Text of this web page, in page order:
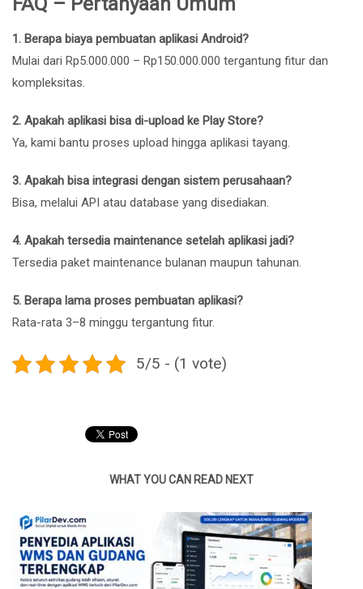
1. Berapa biaya pembuatan aplikasi Android?
Mulai dari Rp5.000.000 – Rp150.000.000 tergantung fitur dan
kompleksitas.
2. Apakah aplikasi bisa di-upload ke Play Store?
Ya, kami bantu proses upload hingga aplikasi tayang.
3. Apakah bisa integrasi dengan sistem perusahaan?
Bisa, melalui API atau database yang disediakan.
4. Apakah tersedia maintenance setelah aplikasi jadi?
Tersedia paket maintenance bulanan maupun tahunan.
5. Berapa lama proses pembuatan aplikasi?
Rata-rata 3–8 minggu tergantung fitur.
5/5 - (1 vote)
WHAT YOU CAN READ NEXT